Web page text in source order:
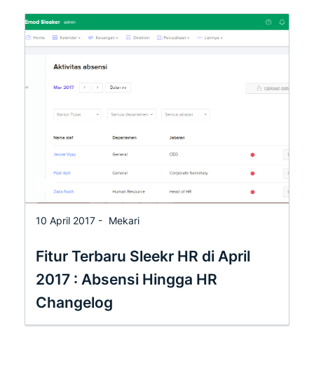
10 April 2017 - Mekari
Fitur Terbaru Sleekr HR di April
2017 : Absensi Hingga HR
Changelog